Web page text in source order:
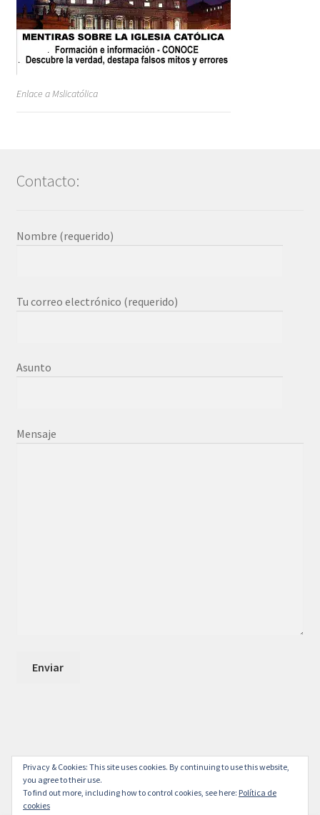
Enlace a Mslicatólica
Contacto:
Nombre (requerido)
Tu correo electrónico (requerido)
Asunto
Mensaje
Privacy & Cookies: This site uses cookies. By continuing to use this website,
you agree to their use.
To find out more, including how to control cookies, see here: Política de
cookies
© Tienda Católica online 2026
Storefront diseñado por